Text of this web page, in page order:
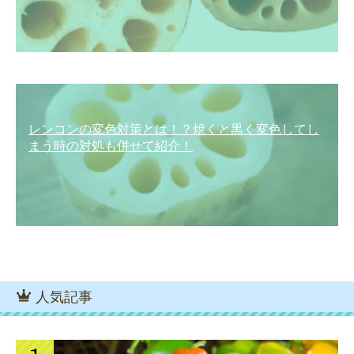
レンコンの変色対策とは！？焼くと黒く変色してし
まう時の対処も併せて紹介！
人気記事